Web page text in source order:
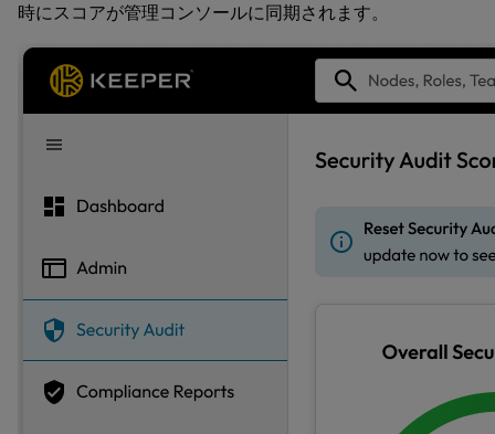
時にスコアが管理コンソールに同期されます。